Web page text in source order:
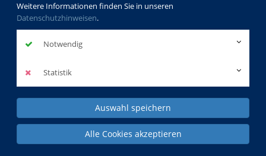
Weitere Informationen finden Sie in unseren
Datenschutzhinweisen.
Notwendig
Statistik
Auswahl speichern
Alle Cookies akzeptieren
Veränderte
Parksituation in
der Hoevelstr. 6
Leider wurde die Anzahl der Parkmöglichkeiten von